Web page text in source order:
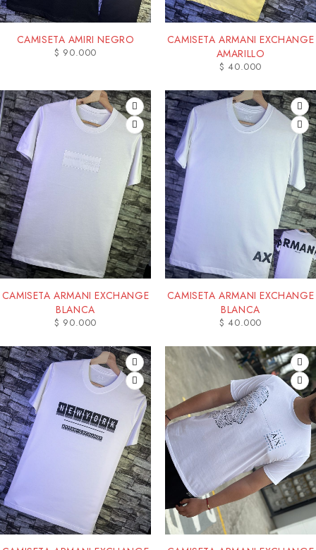
CAMISETA AMIRI NEGRO
$ 90.000
CAMISETA ARMANI EXCHANGE
AMARILLO
$ 40.000
CAMISETA ARMANI EXCHANGE
BLANCA
$ 90.000
CAMISETA ARMANI EXCHANGE
BLANCA
$ 40.000